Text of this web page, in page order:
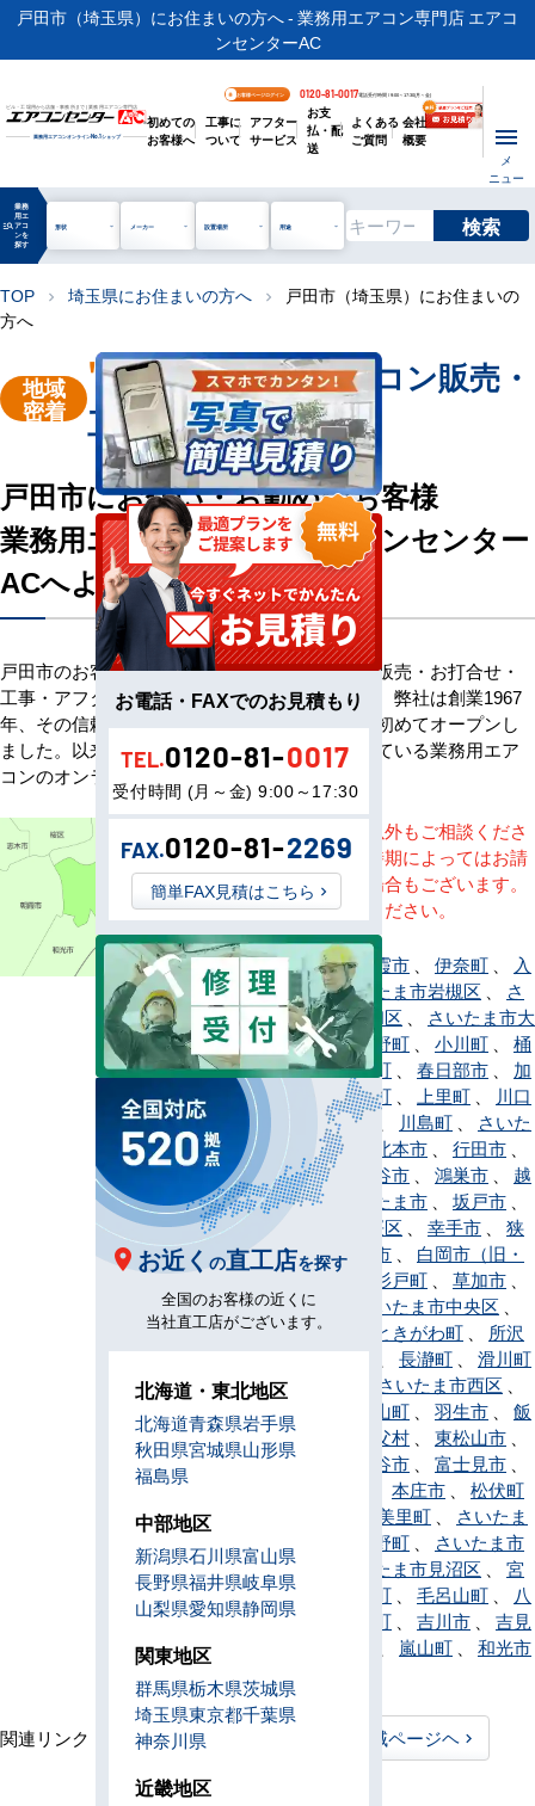
戸田市（埼玉県）にお住まいの方へ - 業務用エアコン専門店 エアコ
ンセンターAC
ビル・工場用から店舗・事務所まで | 業務用エアコン専門店
業務用エアコンオンラインNo.1ショップ
お客様ページログイン 0120-81-0017電話受付時間 / 9:00～17:30(月～金)
初めての
お客様へ
工事に
ついて
アフター
サービス
お支
払・配
送
よくある
ご質問
会社
概要
メ
ニュー
manage_search
業務
用エ
アコ
ンを
探す
形状 メーカー 設置場所 用途 検索
TOP chevron_right 埼玉県にお住まいの方へ chevron_right
戸田市（埼玉県）にお住まいの
方へ
地域
密着
"戸田市"業務用エアコン販売・
工事を承ります
戸田市にお住い・お勤めのお客様
業務用エアコン専門店エアコンセンター
ACへようこそ
戸田市のお客様へ業務用エアコン・空調機器の販売・お打合せ・
工事・アフターサービスまで一貫して承ります。弊社は創業1967
年、その信頼を基に空調のネット販売を日本で初めてオープンし
ました。以来、皆様にご信頼・ご愛顧いただいている業務用エア
コンのオンラインショップです。
※記載地域以外もご相談くださ
い。地域・時期によってはお請
けできない場合もございます。
直接ご相談ください。
上尾市、朝霞市 伊奈町
入
間市 、さいたま市岩槻区
さ
いたま市浦和区
さいたま市大
宮区、小鹿野町 小川町
桶
川市、越生町 春日部市
加
須市 、神川町 上里町
川口
川越市 川島町
さいた
ま市北区
北本市 行田市
久喜市、 熊谷市 鴻巣市
越
谷市、 さいたま市 坂戸市
さいたま市桜区
幸手市
狭
山市、志木市
白岡市（旧・
白岡町）
杉戸町 草加市
秩父市
さいたま市中央区
鶴ヶ島市
ときがわ町
所沢
市、戸田市 長瀞町
滑川町
、
さいたま市西区
蓮田市
鳩山町 羽生市
飯
能市
東秩父村 東松山市
日高市
深谷市 富士見市
本庄市
松伏町
美里町
さいたま
皆野町
さいたま市
南区
さいたま市見沼区
宮
代町
三芳町 毛呂山町
八
潮市
横瀬町 吉川市
吉見
嵐山町
和光市
関連リンク： TOPページヘ
埼玉県全域ページヘ
埼玉県直工店所在地
お電話・FAXでのお見積もり
TEL.0120-81-0017
受付時間 (月～金) 9:00～17:30
FAX.0120-81-2269
簡単FAX見積はこちら
お近く の直工店を探す
全国のお客様の近くに
当社直工店がございます。
北海道・東北地区
北海道青森県岩手県
秋田県宮城県山形県
福島県
中部地区
新潟県石川県富山県
長野県福井県岐阜県
山梨県愛知県静岡県
関東地区
群馬県栃木県茨城県
埼玉県東京都千葉県
神奈川県
近畿地区